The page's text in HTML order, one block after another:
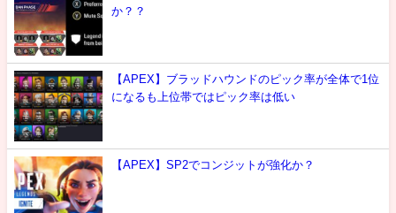
か？？
【APEX】ブラッドハウンドのピック率が全体で1位
になるも上位帯ではピック率は低い
【APEX】SP2でコンジットが強化か？